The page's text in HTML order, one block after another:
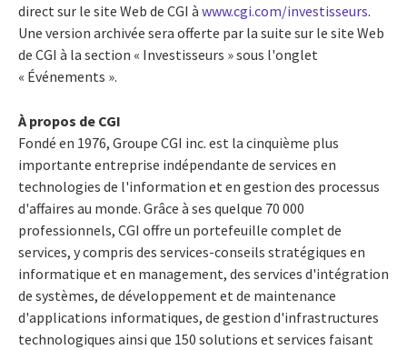
direct sur le site Web de CGI à www.cgi.com/investisseurs.
Une version archivée sera offerte par la suite sur le site Web
de CGI à la section « Investisseurs » sous l'onglet
« Événements ».
À propos de CGI
Fondé en 1976, Groupe CGI inc. est la cinquième plus
importante entreprise indépendante de services en
technologies de l'information et en gestion des processus
d'affaires au monde. Grâce à ses quelque 70 000
professionnels, CGI offre un portefeuille complet de
services, y compris des services-conseils stratégiques en
informatique et en management, des services d'intégration
de systèmes, de développement et de maintenance
d'applications informatiques, de gestion d'infrastructures
technologiques ainsi que 150 solutions et services faisant